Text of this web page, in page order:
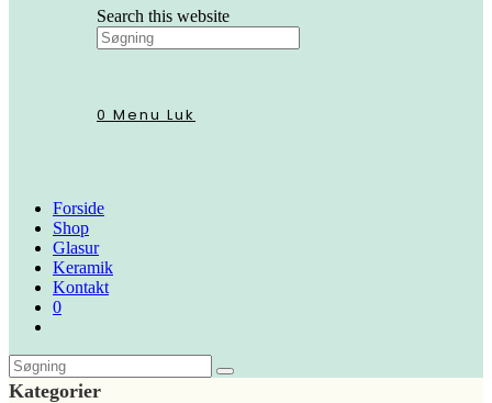
Search this website
0 Menu Luk
Forside
Shop
Glasur
Keramik
Kontakt
0
Kategorier